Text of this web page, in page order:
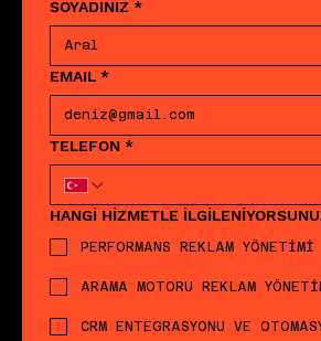
SOYADINIZ *
EMAIL *
TELEFON *
HANGİ HİZMETLE
PERFORMANS REKLAM YÖNETİMİ
ARAMA MOTORU REKLAM
CRM ENTEGRASYONU VE